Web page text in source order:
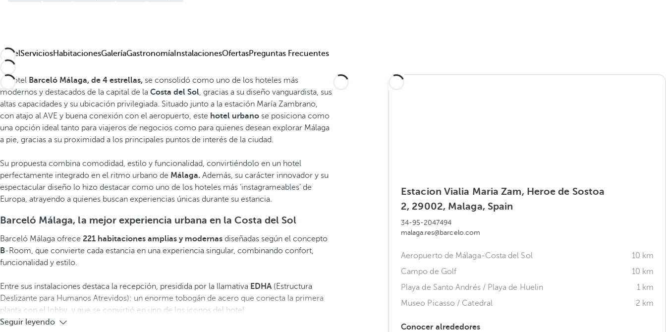
HotelServiciosHabitacionesGaleríaGastronomía InstalacionesOfertasPreguntas Frecuentes
El hotel Barceló Málaga, de 4 estrellas, se consolidó como uno de los hoteles más
modernos y destacados de la capital de la Costa del Sol, gracias a su diseño vanguardista, sus
altas capacidades y su ubicación privilegiada. Situado junto a la estación María Zambrano,
con atajo al AVE y buena conexión con el aeropuerto, este hotel urbano se posiciona como
una opción ideal tanto para viajeros de negocios como para quienes desean explorar Málaga
a pie, gracias a su proximidad a los principales puntos de interés de la ciudad.
Su propuesta combina comodidad, estilo y funcionalidad, convirtiéndolo en un hotel
perfectamente integrado en el ritmo urbano de Málaga. Además, su carácter innovador y su
espectacular diseño lo hizo destacar como uno de los hoteles más ‘instagrameables’ de
Europa, atrayendo a quienes buscan experiencias únicas durante su estancia.
Barceló Málaga, la mejor experiencia urbana en la Costa del Sol
Barceló Málaga ofrece 221 habitaciones amplias y modernas diseñadas según el concepto
B-Room, que convierte cada estancia en una experiencia singular, combinando confort,
funcionalidad y estilo.
Entre sus instalaciones destaca la recepción, presidida por la llamativa EDHA (Estructura
Deslizante para Humanos Atrevidos): un enorme tobogán de acero que conecta la primera
planta con el lobby, y que se convirtió en uno de los iconos del hotel.
Seguir leyendo
Estacion Vialia Maria Zam, Heroe de Sostoa
2, 29002, Malaga, Spain
34-95-2047494
malaga.res@barcelo.com
Aeropuerto de Málaga-Costa del Sol
10 km
Campo de Golf
10 km
Playa de Santo Andrés / Playa de Huelin
1 km
Museo Picasso / Catedral
2 km
Conocer alrededores